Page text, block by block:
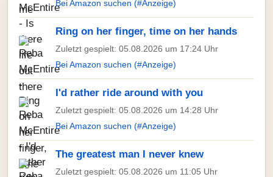
Bei Amazon suchen (#Anzeige)
Ring on her finger, time on her hands
Zuletzt gespielt: 05.08.2026 um 17:24 Uhr
Bei Amazon suchen (#Anzeige)
I'd rather ride around with you
Zuletzt gespielt: 05.08.2026 um 14:28 Uhr
Bei Amazon suchen (#Anzeige)
The greatest man I never knew
Zuletzt gespielt: 05.08.2026 um 11:05 Uhr